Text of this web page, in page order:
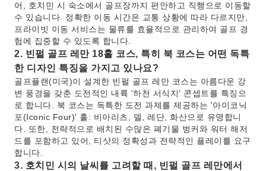
어, 호치민 시 숙소에서 골프장까지 편안하고 직행으로 이동할
수 있습니다. 정확한 이동 시간은 교통 상황에 따라 다르지만,
프라이빗 이동 서비스는 물류를 효율적으로 관리하여 골프 경
험에 집중할 수 있도록 합니다.
2. 빈펄 골프 레만 18홀 코스, 특히 북 코스는 어떤 독특
한 디자인 특징을 가지고 있나요?
골프플랜(미국)이 설계한 빈펄 골프 레만 코스는 아름다운 강
변 풍경을 갖춘 도전적인 내륙 '하천 서식지' 콘셉트를 특징으
로 합니다. 북 코스는 독특한 도전 과제를 제공하는 '아이코닉
포(Iconic Four)' 홀: 비아리츠, 델, 레단, 화산으로 유명합니
다. 또한, 전략적으로 배치된 수많은 폐기물 벙커와 워터 해저
드를 포함하고 있어, 티샷의 정확성과 전략적인 플레이를 요구
합니다.
3. 호치민 시의 날씨를 고려할 때, 빈펄 골프 레만에서